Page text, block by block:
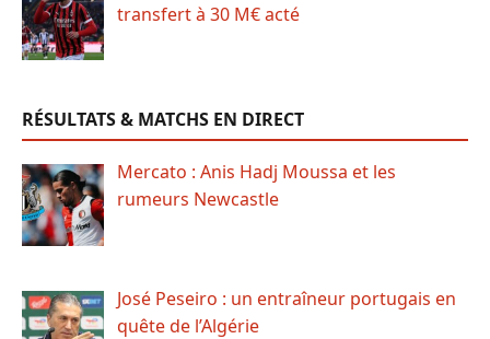
transfert à 30 M€ acté
RÉSULTATS & MATCHS EN DIRECT
Mercato : Anis Hadj Moussa et les
rumeurs Newcastle
José Peseiro : un entraîneur portugais en
quête de l’Algérie